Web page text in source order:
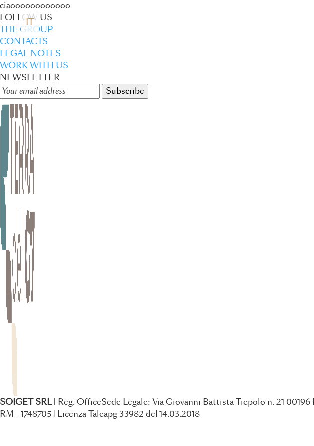
IT
ciaoooooooooooo
FOLLOW US
THE GROUP
CONTACTS
LEGAL NOTES
WORK WITH US
NEWSLETTER
SOIGET SRL| Reg. OfficeSede Legale: Via Giovanni Battista Tiepolo n. 21 00196
RM - 1748705 | Licenza Taleapg 33982 del 14.03.2018